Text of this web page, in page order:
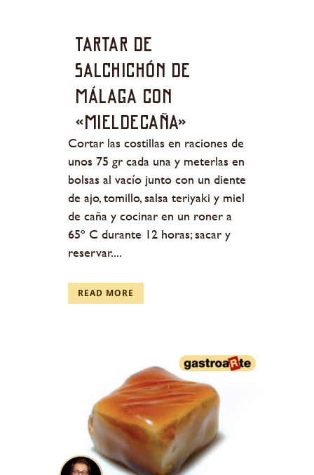
Tartar de
salchichón de
Málaga con
«mieldecaña»
Cortar las costillas en raciones de
unos 75 gr cada una y meterlas en
bolsas al vacío junto con un diente
de ajo, tomillo, salsa teriyaki y miel
de caña y cocinar en un roner a
65º C durante 12 horas; sacar y
reservar....
READ MORE